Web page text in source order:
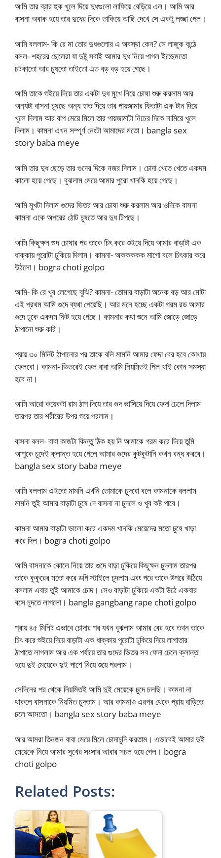
আমি তার ব্রার হুক খুলে দিয়ে দুধগুলো লাফিয়ে বেড়িয়ে এল। আমি আর
বাসনা অবাক হয়ে তার দুধের দিকে তাকিয়ে আছি দেখে সে একটু লজ্জা পেল।
আমি বললাম- কি রে মা তোর দুধগুলোর এ অবস্থা কেন? সে লাজুক কন্ঠে
বলল- শহরের ছেলেরা যা দুষ্টু সবাই আমার দুধ নিয়ে পাগল ইচ্ছেমতো
চটকাতো আর চুষতো তাইতো এত বড় বড় হয়ে গেছে।
আমি তাকে শুইয়ে দিয়ে তার একটা দুধ মুখে নিয়ে চোষা শুরু করলাম আর
অন্যটা বাসনা চুষছে অন্য হাত দিয়ে তার পায়জামার ফিতাটা এক টান দিয়ে
খুলে দিলাম আর বাপ মেয়ে মিলে তার পায়জামাটা নিচের দিকে নামিয়ে খুলে
দিলাম। কামনা এখন সম্পূর্ণ নেংটা আমাদের মতো। bangla sex
story baba meye
আমি তার দুধ ছেড়ে তার গুদের দিকে নজর দিলাম। চোদা খেতে খেতে একদম
কালো হয়ে গেছে। বুঝলাম মেয়ে আমার পুরো খানকি হয়ে গেছে।
আমি মুখটা দিলাম গুদের ভিতর আর চোষা শুরু করলাম আর ওদিকে বাসনা
কামনা একে অপরের ঠোট চুষতে আর দুধ টিপছে।
আমি কিছুক্ষন গুদ চোষার পর তাকে চিৎ করে শুইয়ে দিয়ে আমার বাড়াটা এক
ধাক্কায় পুরোটা ঢুকিয়ে দিলাম। কামনা- অককককক মাগো বলে চিৎকার করে
উঠলো। bogra choti golpo
আমি- কি রে খুব লেগেছে বুঝি? কামনা- তোমার বাড়াটা অনেক বড় আর মোটা
এই প্রথম আমি গুদে ব্যথা পেয়েছি। আর মনে হচ্ছে একটা গরম রড আমার
গুদে ঢুকে একদম ফিট হয়ে গেছে। কামনার কথা শুনে আমি জোড়ে জোড়ে
ঠাপানো শুরু করি।
প্রায় ৩০ মিনিট ঠাপানোর পর তাকে বলি মামনি আমার ফেদা বের হবে কোথায়
ফেলবো। কামনা- ভিতরেই ফেল বাবা আমি নিয়মিতই পিল খাই কোন সমস্যা
হবে না।
আমি আরো কয়েকটা রাম ঠাপ দিয়ে তার গুদ ভাসিয়ে দিয়ে ফেদা ঢেলে দিলাম
তারপর তার শরীরের উপর শুয়ে পরলাম।
বাসনা বলল- বাবা কাজটা কিন্তু ঠিক হয় নি আমাকে গরম করে দিয়ে তুমি
আপুকে চুদেই ক্লান্ত হয়ে গেলে আমার গুদের কুটকুটানি কখন বন্ধ করবে।
bangla sex story baba meye
আমি বললাম এইতো মামনি এখনি তোমাকে চুদবো বলে কামনাকে বললাম
মামনি তুই আমার বাড়াটা চুষে দে বাসনা না চুদলে ও খুব কষ্ট পাবে।
কামনা আমার বাড়াটা ভালো করে একদম খানকি মেয়েদের মতো চুষে খাড়া
করে দিল। bogra choti golpo
আমি বাসনাকে কোলে নিয়ে তার গুদে বাড়া ঢুকিয়ে কিছুক্ষন চুদলাম তারপর
তাকে কুকুরের মতো করে ডগি স্টাইলে চুদলাম এবং পরে তাকে উপরে উঠিয়ে
বললাম এবার তুই আমাকে চোদ। সেও বাড়াটা ঢুকিয়ে একটা উঠে একবার
বসে চুদতে লাগলো। bangla gangbang rape choti golpo
প্রায় ৪৫ মিনিট এভাবে চোদার পর যখন বুঝলাম আমার বের হবে তখন তাকে
চিৎ করে শুইয়ে দিয়ে বাড়াটা এক ধাক্কায় পুরোটা ঢুকিয়ে দিয়ে লাগাতার
ঠাপাতে লাগলাম আর এক পর্যায়ে তার গুদের ভিতর সব ফেদা ঢেলে ক্লান্ত
হয়ে দুই মেয়েকে দুই পাশে নিয়ে শুয়ে পরলাম।
সেদিনের পর থেকে নিয়মিতই আমি দুই মেয়েকে চুদে চলছি। কামনা না
থাকলে বাসনাকে নিয়মিত চুদতাম। আর কামনাও এরপর থেকে প্রায় বাড়িতে
চলে আসতো। bangla sex story baba meye
আর আমরা তিনজন বাবা মেয়ে মিলে চোদাচুদি করতাম। এভাবেই আমার দুই
মেয়েকে নিয়ে আমার সুখের সংসার আবার সচল হয়ে গেল। bogra
choti golpo
Related Posts: